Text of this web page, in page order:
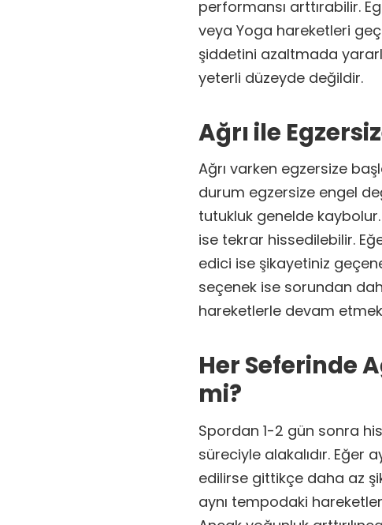
performansı arttırabilir.
veya Yoga hareketleri
şiddetini azaltmada
yeterli düzeyde değildir.
Ağrı ile
Ağrı varken egzersize
durum egzersize engel
tutukluk genelde
ise tekrar hissedilebilir.
edici ise şikayetiniz
seçenek ise sorundan
hareketlerle devam
Her Seferinde
mi?
Spordan 1-2 gün sonra
süreciyle alakalıdır. Eğer
edilirse gittikçe daha az
aynı tempodaki